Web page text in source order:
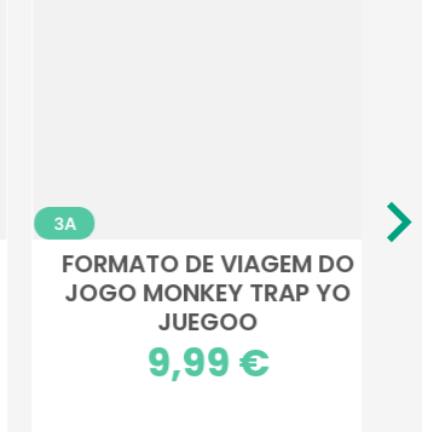
3A
ALI BABÁ E SEU JUGUETOON
DE CAMELO YO JUEGOO
Preço
17,99 €
8A